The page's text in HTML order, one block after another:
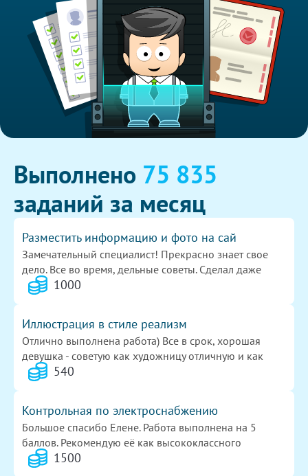
Выполнено 75 835
заданий за месяц
Разместить информацию и фото на сай
Замечательный специалист! Прекрасно знает свое
дело. Все во время, дельные советы. Сделал даже
больше, чем я ожидала. Всем рекомендую. И сама еще
1000
Иллюстрация в стиле реализм
Отлично выполнена работа) Все в срок, хорошая
девушка - советую как художницу отличную и как
человека)
540
Контрольная по электроснабжению
Большое спасибо Елене. Работа выполнена на 5
баллов. Рекомендую её как высококлассного
исполнителя.
1500